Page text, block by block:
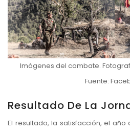
Imágenes del combate.
Fuente:
Resultado De La
El resultado, la satisfacción, el año